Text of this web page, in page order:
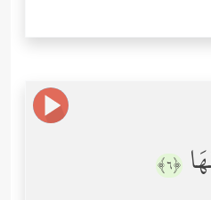
﴿٦﴾